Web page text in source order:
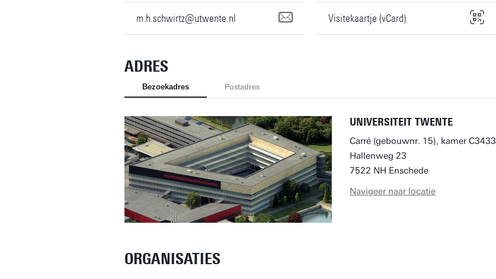
m.h.schwirtz@utwente.nl Visitekaartje (vCard)
ADRES
Bezoekadres Postadres
UNIVERSITEIT TWENTE
Carré (gebouwnr. 15), kamer C3433
Hallenweg 23
7522 NH Enschede
Navigeer naar locatie
ORGANISATIES